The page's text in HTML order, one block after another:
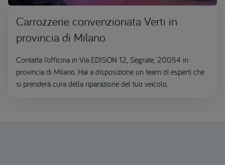
Carrozzerie convenzionata Verti in
provincia di Milano
Contatta l’officina in Via EDISON 12, Segrate, 20054 in
provincia di Milano. Hai a disposizione un team di esperti che
si prenderà cura della riparazione del tuo veicolo.